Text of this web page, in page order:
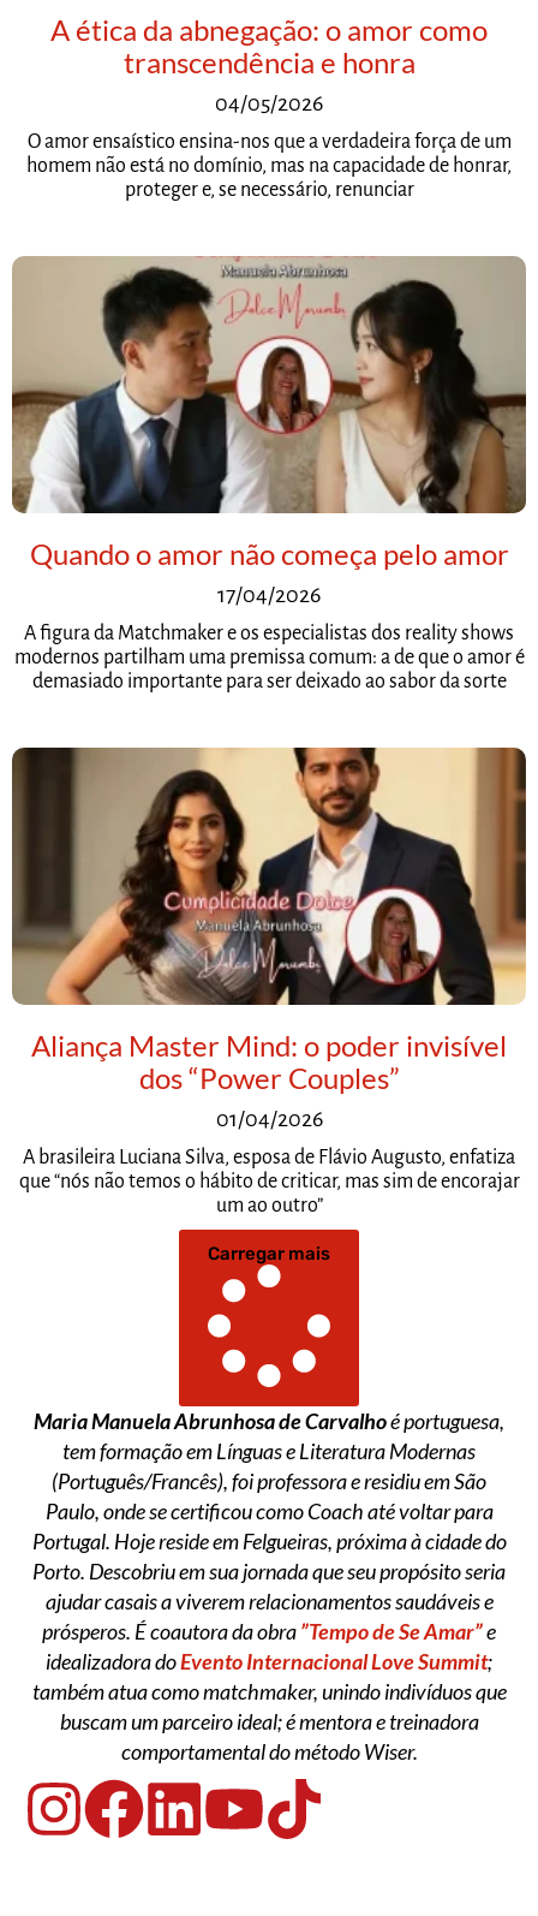
A ética da abnegação: o amor como
transcendência e honra
04/05/2026
O amor ensaístico ensina-nos que a verdadeira força de um
homem não está no domínio, mas na capacidade de honrar,
proteger e, se necessário, renunciar
Quando o amor não começa pelo amor
17/04/2026
A figura da Matchmaker e os especialistas dos reality shows
modernos partilham uma premissa comum: a de que o amor é
demasiado importante para ser deixado ao sabor da sorte
Aliança Master Mind: o poder invisível
dos “Power Couples”
01/04/2026
A brasileira Luciana Silva, esposa de Flávio Augusto, enfatiza
que “nós não temos o hábito de criticar, mas sim de encorajar
um ao outro”
Carregar mais
Maria Manuela Abrunhosa de Carvalhoé portuguesa,
tem formação em Línguas e Literatura Modernas
(Português/Francês), foi professora e residiu em São
Paulo, onde se certificou como Coach até voltar para
Portugal. Hoje reside em Felgueiras, próxima à cidade do
Porto. Descobriu em sua jornada que seu propósito seria
ajudar casais a viverem relacionamentos saudáveis e
prósperos. É coautora da obra”Tempo de Se Amar”e
idealizadora doEvento Internacional Love Summit;
também atua como matchmaker, unindo indivíduos que
buscam um parceiro ideal; é mentora e treinadora
comportamental do método Wiser.